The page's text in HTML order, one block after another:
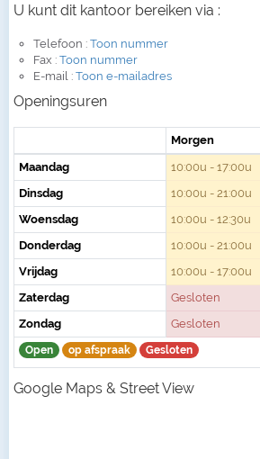
U kunt dit kantoor bereiken via :
Telefoon : Toon nummer
Fax : Toon nummer
E-mail : Toon e-mailadres
Openingsuren
Morgen
Maandag
10:00u - 17:00u
Dinsdag
10:00u - 21:00u
Woensdag
10:00u - 12:30u
Donderdag
10:00u - 21:00u
Vrijdag
10:00u - 17:00u
Zaterdag
Gesloten
Zondag
Gesloten
Open op afspraak Gesloten
Google Maps & Street View